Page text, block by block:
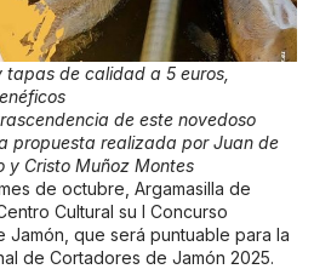
de calidad a 5 euros,
de este novedoso
propuesta realizada por Juan de
y Cristo Muñoz Montes
de octubre, Argamasilla de
Cultural su I Concurso
Jamón, que será puntuable para la
de Cortadores de Jamón 2025.